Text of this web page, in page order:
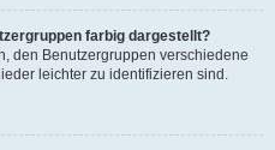
farbig dargestellt?
den Benutzergruppen verschiedene
leichter zu identifizieren sind.